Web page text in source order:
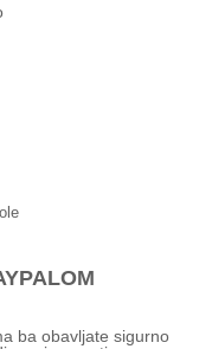
ba obavljate sigurno